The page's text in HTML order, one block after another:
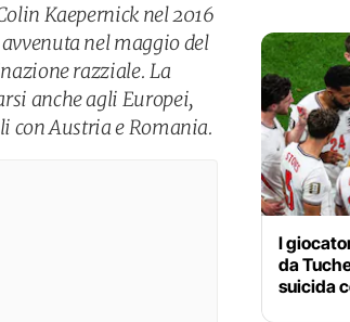
Kaepernick nel 2016
nel maggio del
razziale. La
anche agli Europei,
con Austria e Romania.
I
da
suicida